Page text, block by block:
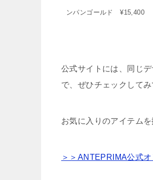
ンパンゴールド ¥15,400
公式サイトには、同じ
で、ぜひチェックしてみ
お気に入りのアイテム
＞＞ANTEPRIMA公式